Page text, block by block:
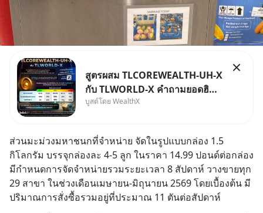
สูตรผสม TLCOREWEALTH-UH-X
กับ TLWORLD-X คำถามยอดฮิตที่
คนใช้ WealthX ถามเข้ามา
บูสต์โดย WealthX
ส่วนมะม่วงมหาชนกที่จำหน่าย จัดในรูปแบบกล่อง 1.5
กิโลกรัม บรรจุกล่องละ 4-5 ลูก ในราคา 14.99 ปอนด์ต่อกล่อง
มีกำหนดการจัดจำหน่ายรวมระยะเวลา 8 สัปดาห์ วางขายทุก
29 สาขา ในช่วงเดือนเมษายน-มิถุนายน 2569 โดยเบื้องต้น มี
ปริมาณการสั่งซื้อรวมอยู่ที่ประมาณ 11 ตันต่อสัปดาห์